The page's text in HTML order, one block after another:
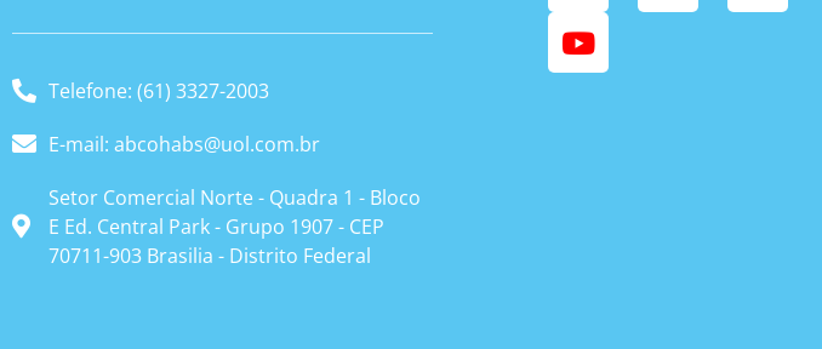
Telefone: (61) 3327-2003
E-mail: abcohabs@uol.com.br
Setor Comercial Norte - Quadra 1 - Bloco
E Ed. Central Park - Grupo 1907 - CEP
70711-903 Brasilia - Distrito Federal